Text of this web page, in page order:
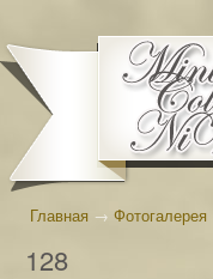
Главная → Фотогалерея
128